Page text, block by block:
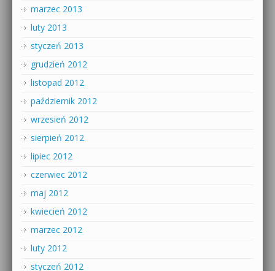
marzec 2013
luty 2013
styczeń 2013
grudzień 2012
listopad 2012
październik 2012
wrzesień 2012
sierpień 2012
lipiec 2012
czerwiec 2012
maj 2012
kwiecień 2012
marzec 2012
luty 2012
styczeń 2012